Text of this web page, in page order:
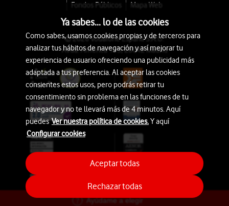
Ayúdame a elegir
Fondos Públicos
Mapa Web
© 2026 Vodafone España S.A.U.
Avda. América 115, 28042 Madrid
Ya sabes... lo de las cookies
Como sabes, usamos cookies propias y de terceros para
analizar tus hábitos de navegación y así mejorar tu
experiencia de usuario ofreciendo una publicidad más
adaptada a tus preferencia. Al aceptar las cookies
consientes estos usos, pero podrás retirar tu
consentimiento sin problema en las funciones de tu
navegador y no te llevará más de 4 minutos. Aquí
puedesVer nuestra política de cookies.Y aquí
Configurar cookies
Rechazar todas
Aceptar todas